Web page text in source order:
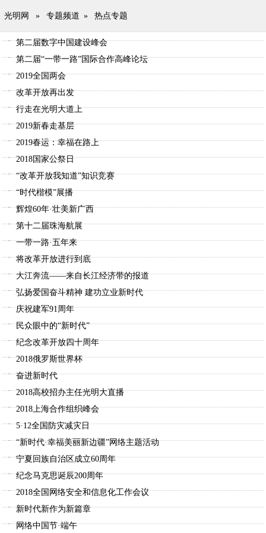
光明网 » 专题频道 » 热点专题
第二届数字中国建设峰会
第二届“一带一路”国际合作高峰论坛
2019全国两会
改革开放再出发
行走在光明大道上
2019新春走基层
2019春运：幸福在路上
2018国家公祭日
“改革开放我知道”知识竞赛
“时代楷模”展播
辉煌60年·壮美新广西
第十二届珠海航展
一带一路·五年来
将改革开放进行到底
大江奔流——来自长江经济带的报道
弘扬爱国奋斗精神 建功立业新时代
庆祝建军91周年
民众眼中的“新时代”
纪念改革开放四十周年
2018俄罗斯世界杯
奋进新时代
2018高校招办主任光明大直播
2018上海合作组织峰会
5·12全国防灾减灾日
“新时代·幸福美丽新边疆”网络主题活动
宁夏回族自治区成立60周年
纪念马克思诞辰200周年
2018全国网络安全和信息化工作会议
新时代新作为新篇章
网络中国节·端午